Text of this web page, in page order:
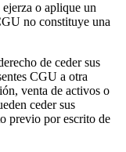
o aplique un
no constituye una
de ceder sus
CGU a otra
venta de activos o
ceder sus
previo por escrito de